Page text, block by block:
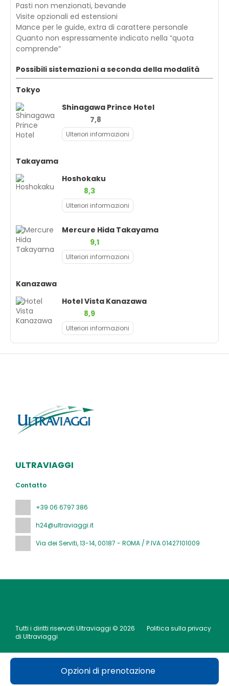
Opzioni di prenotazione
Pasti non menzionati, bevande
Visite opzionali ed estensioni
Mance per le guide, extra di carattere personale
Quanto non espressamente indicato nella “quota
comprende”
Possibili sistemazioni a seconda della modalità
Tokyo
Shinagawa Prince Hotel
7,8
Ulteriori informazioni
Takayama
Hoshokaku
8,3
Ulteriori informazioni
Mercure Hida Takayama
9,1
Ulteriori informazioni
Kanazawa
Hotel Vista Kanazawa
8,9
Ulteriori informazioni
ULTRAVIAGGI
Contatto
+39 06 6797 386
h24@ultraviaggi.it
Via dei Serviti, 13-14, 00187 - ROMA / P.IVA 01427101009
Tutti i diritti riservati Ultraviaggi © 2026
Politica sulla privacy
di Ultraviaggi